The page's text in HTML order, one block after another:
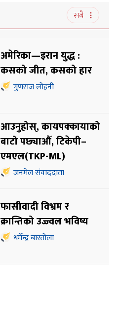
सबै
अमेरिका—इरान युद्ध :
कसको जीत, कसको हार
गुणराज लोहनी
आउनुहोस्, कायपक्कायाको
बाटो पछ्याऔँ, टिकेपी–
एमएल(TKP-ML)
जनमेल संवाददाता
फासीवादी विभ्रम र
क्रान्तिको उज्ज्वल भविष्य
धर्मेन्द्र बास्तोला